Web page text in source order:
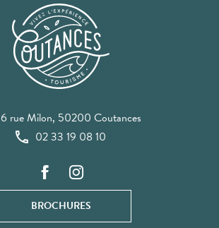
6 rue Milon, 50200 Coutances
02 33 19 08 10
BROCHURES